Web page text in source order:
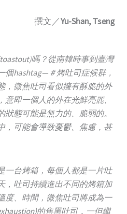
撰文／Yu-Shan, Tseng
嗎？從南韓時事到臺灣
個hashtag—＃烤吐司症候群，
，微焦吐司看似擁有酥脆的外
即一個人的外在光鮮亮麗、
態可能是無力的、脆弱的。
，可能會導致憂鬱、焦慮，甚
一台烤箱，每個人都是一片吐
，吐司持續進出不同的烤箱加
度、時間，微焦吐司將成為一
的焦黑吐司，一但繼